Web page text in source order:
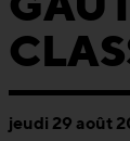
jeudi 29 août